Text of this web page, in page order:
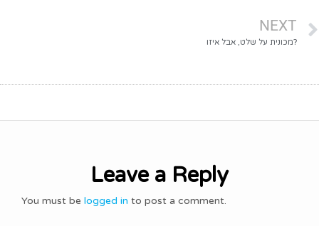
NEXT
מכונית על שלט, אבל איזו?
Leave a Reply
You must be logged in to post a comment.